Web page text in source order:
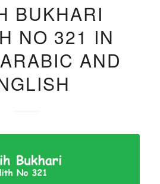
BUKHARI
NO 321 IN
AND